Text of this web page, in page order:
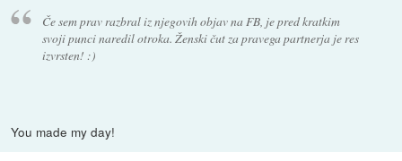
Če sem prav razbral iz njegovih objav na FB, je pred kratkim
svoji punci naredil otroka. Ženski čut za pravega partnerja je res
izvrsten! :)
You made my day!